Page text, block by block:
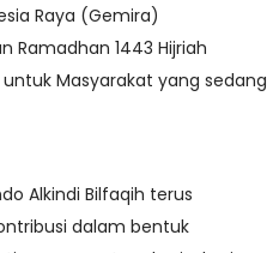
Raya (Gemira)
1443 Hijriah
Masyarakat yang sedang
Alkindi Bilfaqih terus
dalam bentuk